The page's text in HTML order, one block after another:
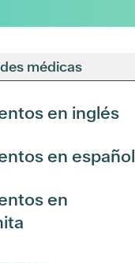
médicas
en inglés
en español
en